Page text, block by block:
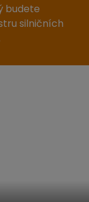
budete
silničních